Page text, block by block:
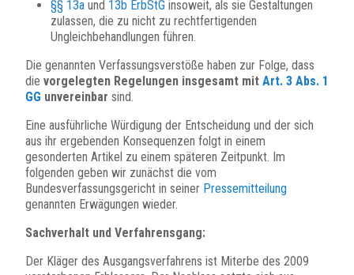
§§ 13a und 13b ErbStG insoweit, als sie Gestaltungen
zulassen, die zu nicht zu rechtfertigenden
Ungleichbehandlungen führen.
Die genannten Verfassungsverstöße haben zur Folge, dass
die vorgelegten Regelungen insgesamt mit Art. 3 Abs. 1
GG unvereinbar sind.
Eine ausführliche Würdigung der Entscheidung und der sich
aus ihr ergebenden Konsequenzen folgt in einem
gesonderten Artikel zu einem späteren Zeitpunkt. Im
folgenden geben wir zunächst die vom
Bundesverfassungsgericht in seiner Pressemitteilung
genannten Erwägungen wieder.
Sachverhalt und Verfahrensgang:
Der Kläger des Ausgangsverfahrens ist Miterbe des 2009